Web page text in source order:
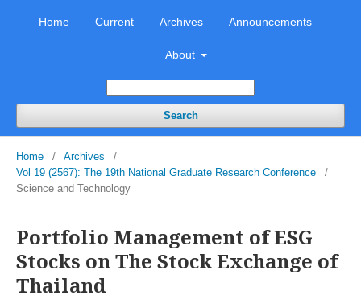
Home Current Archives Announcements
About
Search
Home / Archives
/
Vol 19 (2567): The 19th National Graduate Research Conference
/
Science and Technology
Portfolio Management of ESG
Stocks on The Stock Exchange of
Thailand